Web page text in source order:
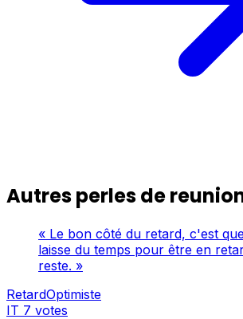
Autres perles de
« Le bon côté du retard, c'est
laisse du temps pour être en
reste. »
RetardOptimiste
IT 7 votes